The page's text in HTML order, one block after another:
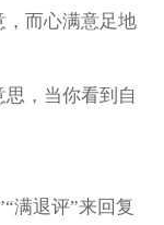
，而心满意足地
，当你看到自
满退评”来回复